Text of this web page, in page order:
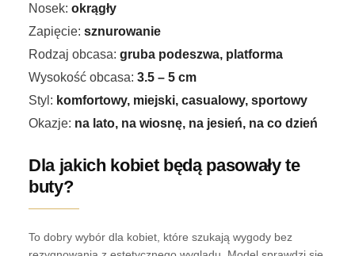
Nosek: okrągły
Zapięcie: sznurowanie
Rodzaj obcasa: gruba podeszwa, platforma
Wysokość obcasa: 3.5 – 5 cm
Styl: komfortowy, miejski, casualowy, sportowy
Okazje: na lato, na wiosnę, na jesień, na co dzień
Dla jakich kobiet będą pasowały te
buty?
To dobry wybór dla kobiet, które szukają wygody bez